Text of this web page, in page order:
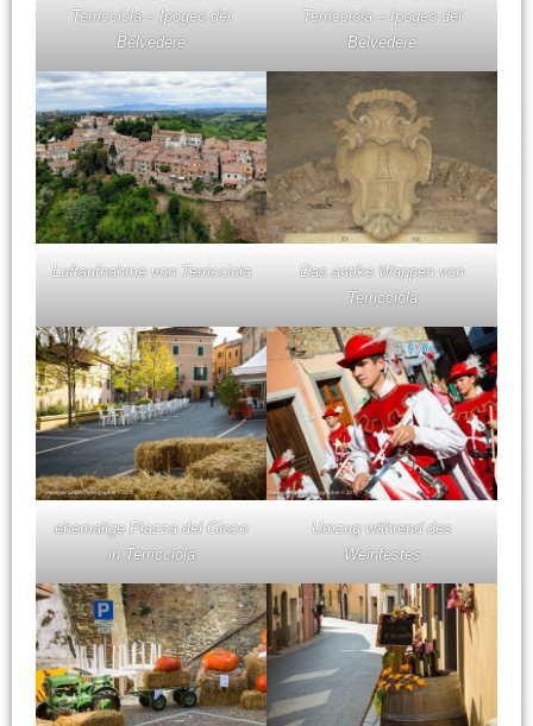
Terricciola – Ipogeo del
Belvedere
Terricciola – Ipogeo del
Belvedere
Luftaufnahme von Terricciola
Das antike Wappen von
Terricciola
ehemalige Piazza del Gioco
in Terricciola
Umzug während des
Weinfestes